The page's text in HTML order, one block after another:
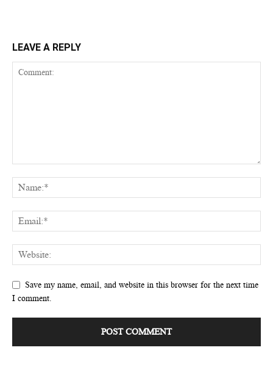
LEAVE A REPLY
Save my name, email, and website in this browser for the next time
I comment.